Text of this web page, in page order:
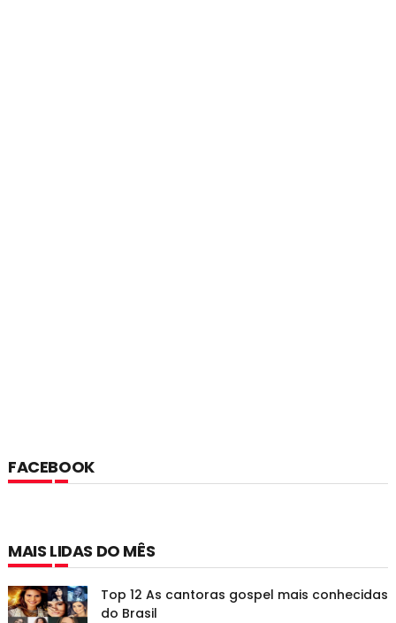
FACEBOOK
MAIS LIDAS DO MÊS
Top 12 As cantoras gospel mais conhecidas
do Brasil